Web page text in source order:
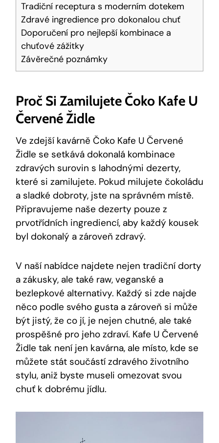
Tradiční receptura s moderním dotekem
Zdravé ingredience pro dokonalou chuť
Doporučení pro nejlepší kombinace a
chuťové zážitky
Závěrečné poznámky
Proč Si Zamilujete Čoko Kafe U
Červené Židle
Ve zdejší kavárně Čoko Kafe U Červené
Židle se setkává dokonalá kombinace
zdravých surovin s lahodnými dezerty,
které si zamilujete. Pokud milujete čokoládu
a sladké dobroty, jste na správném místě.
Připravujeme naše dezerty pouze z
prvotřídních ingrediencí, aby každý kousek
byl dokonalý a zároveň zdravý.
V naší nabídce najdete nejen tradiční dorty
a zákusky, ale také raw, veganské a
bezlepkové alternativy. Každý si zde najde
něco podle svého gusta a zároveň si může
být jistý, že co jí, je nejen chutné, ale také
prospěšné pro jeho zdraví. Kafe U Červené
Židle tak není jen kavárna, ale místo, kde se
můžete stát součástí zdravého životního
stylu, aniž byste museli omezovat svou
chuť k dobrému jídlu.